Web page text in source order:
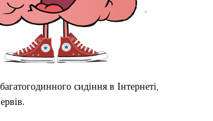
сидіння в Інтернеті,